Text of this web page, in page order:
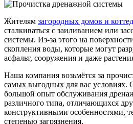
Жителям загородных домов и
сталкиваться с заиливанием или
системы. Из-за этого на
скопления воды, которые могут
асфальт, сооружения и даже
Наша компания возьмётся за
самых выгодных для вас условиях.
большой опыт обслуживания
различного типа, отличающихся
конструктивными особенностями,
степенью загрязнения.